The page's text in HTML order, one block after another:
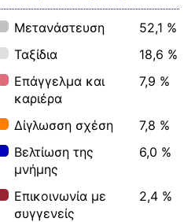
Μετανάστευση
52,1 %
Ταξίδια
18,6 %
Επάγγελμα και
καριέρα
7,9 %
Δίγλωσση σχέση
7,8 %
Βελτίωση της
μνήμης
6,0 %
Επικοινωνία με
συγγενείς
2,4 %